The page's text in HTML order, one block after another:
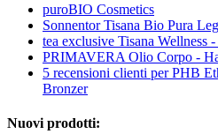
puroBIO Cosmetics
Sonnentor Tisana Bio Pura
tea exclusive Tisana Wellness
PRIMAVERA Olio Corpo -
5 recensioni clienti per PHB
Bronzer
Nuovi prodotti: